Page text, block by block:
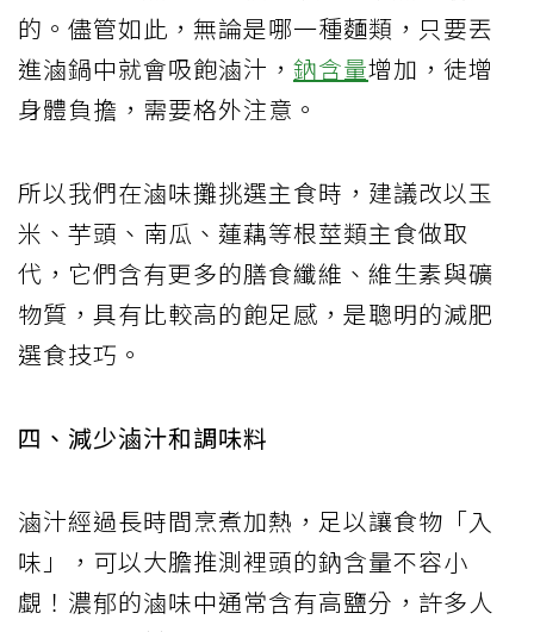
的。儘管如此，無論是哪一種麵類，只要丟
進滷鍋中就會吸飽滷汁， 鈉含量增加，徒增
身體負擔，需要格外注意。
所以我們在滷味攤挑選主食時，建議改以玉
米、芋頭、南瓜、蓮藕等根莖類主食做取
代，它們含有更多的膳食纖維、維生素與礦
物質，具有比較高的飽足感，是聰明的減肥
選食技巧。
四、減少滷汁和調味料
滷汁經過長時間烹煮加熱，足以讓食物「入
味」，可以大膽推測裡頭的鈉含量不容小
覷！濃郁的滷味中通常含有高鹽分，許多人